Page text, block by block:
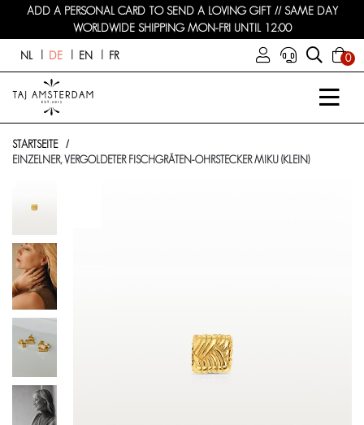
ADD A PERSONAL CARD TO SEND A LOVING GIFT // SAME DAY
WORLDWIDE SHIPPING MON-FRI UNTIL 12:00
NL DE EN FR 0
STARTSEITE
EINZELNER, VERGOLDETER FISCHGRÄTEN-OHRSTECKER MIKU (KLEIN)